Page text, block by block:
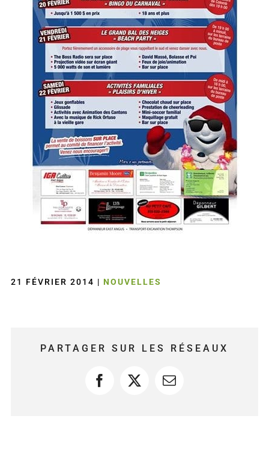
21 FÉVRIER 2014 | NOUVELLES
PARTAGER SUR LES RÉSEAUX
Facebook
X Courriel